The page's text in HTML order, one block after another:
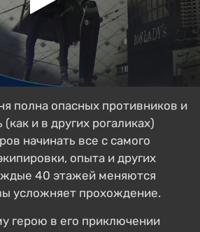
полна опасных противников и
и в других рогаликах)
начинать все с самого
опыта и других
40 этажей меняются
усложняет прохождение.
герою в его приключении